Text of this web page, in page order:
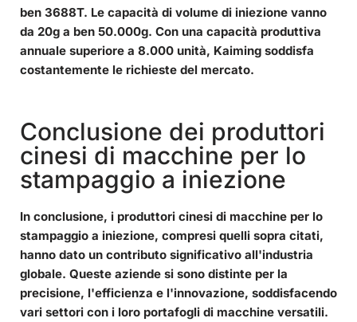
ben 3688T. Le capacità di volume di iniezione vanno
da 20g a ben 50.000g. Con una capacità produttiva
annuale superiore a 8.000 unità, Kaiming soddisfa
costantemente le richieste del mercato.
Conclusione dei produttori
cinesi di macchine per lo
stampaggio a iniezione
In conclusione, i produttori cinesi di macchine per lo
stampaggio a iniezione, compresi quelli sopra citati,
hanno dato un contributo significativo all'industria
globale. Queste aziende si sono distinte per la
precisione, l'efficienza e l'innovazione, soddisfacendo
vari settori con i loro portafogli di macchine versatili.